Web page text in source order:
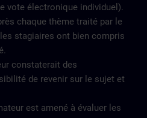
vote électronique individuel).
chaque thème traité par le
stagiaires ont bien compris
constaterait des
de revenir sur le sujet et
est amené à évaluer les